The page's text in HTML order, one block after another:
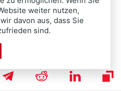
weiter nutzen,
davon aus, dass Sie
sind.